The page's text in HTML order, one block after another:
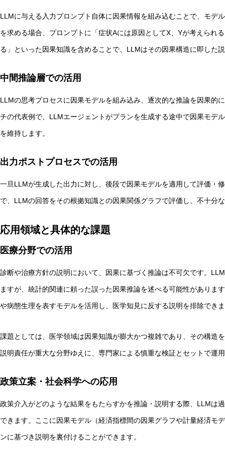
LLMに与える入力プロンプト自体に因果情報を組み込むことで、モデ
を求める場合、プロンプトに「症状Aには原因としてX、Yが考えられ
る」といった因果知識を含めることで、LLMはその因果構造に即した
中間推論層での活用
LLMの思考プロセスに因果モデルを組み込み、逐次的な推論を因果的
チの代表例で、LLMエージェントがプランを生成する途中で因果モデ
を維持します。
出力ポストプロセスでの活用
一旦LLMが生成した出力に対し、後段で因果モデルを適用して評価・
で、LLMの回答をその根拠知識との因果関係グラフで評価し、不十分
応用領域と具体的な課題
医療分野での活用
診断や治療方針の説明において、因果に基づく推論は不可欠です。
ますが、統計的関連に頼った誤った因果推論を述べる可能性がありま
や病態生理を表すモデルを活用し、医学知見に反する説明を排除でき
課題としては、医学領域は因果知識が膨大かつ複雑であり、その構造
説明責任が重大な分野ゆえに、専門家による慎重な検証とセットで運
政策立案・社会科学への応用
政策介入がどのような結果をもたらすかを推論・説明する際、LLMは
できます。ここに因果モデル（経済指標間の因果グラフや計量経済モ
ンに基づき説明を裏付けることができます。